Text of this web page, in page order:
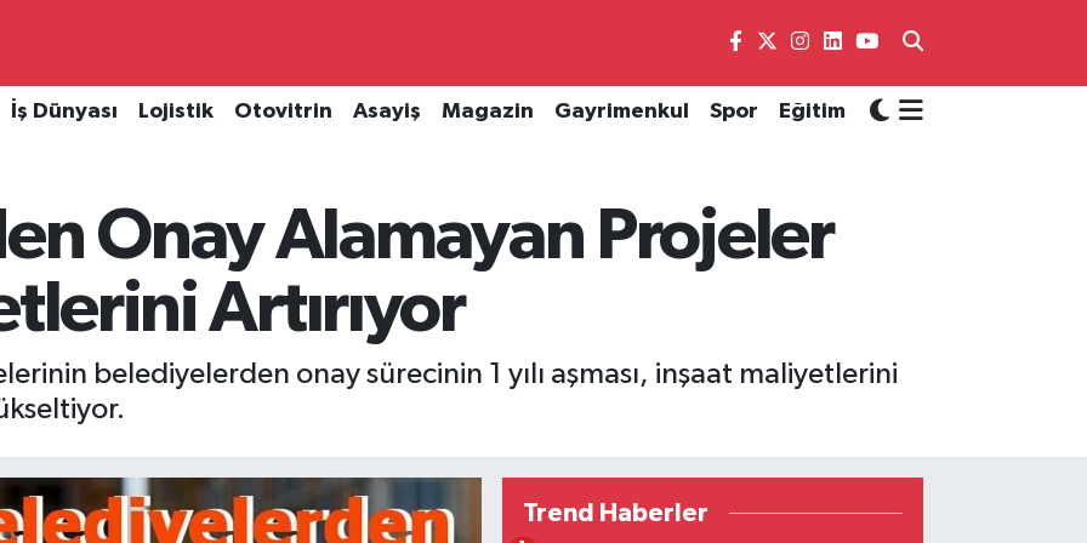
İş Dünyası Lojistik Otovitrin Asayiş Magazin Gayrimenkul Spor Eğitim
Onay Alamayan Projeler
Artırıyor
belediyelerden onay sürecinin 1 yılı aşması, inşaat maliyetlerini
Trend Haberler